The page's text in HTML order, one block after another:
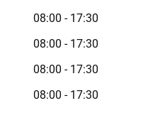
08:00 - 17:30
08:00 - 17:30
08:00 - 17:30
08:00 - 17:30